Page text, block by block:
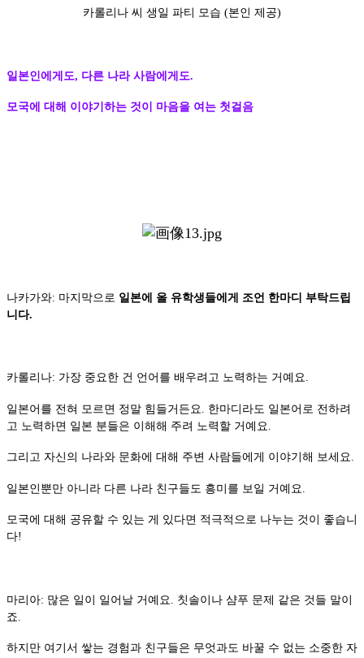
카롤리나 씨 생일 파티 모습 (본인 제공)
일본인에게도, 다른 나라 사람에게도.
모국에 대해 이야기하는 것이 마음을 여는 첫걸음
나카가와: 마지막으로 일본에 올 유학생들에게 조언 한마디 부탁드립
니다.
카롤리나: 가장 중요한 건 언어를 배우려고 노력하는 거예요.
일본어를 전혀 모르면 정말 힘들거든요. 한마디라도 일본어로 전하려
고 노력하면 일본 분들은 이해해 주려 노력할 거예요.
그리고 자신의 나라와 문화에 대해 주변 사람들에게 이야기해 보세요.
일본인뿐만 아니라 다른 나라 친구들도 흥미를 보일 거예요.
모국에 대해 공유할 수 있는 게 있다면 적극적으로 나누는 것이 좋습니
다!
마리아: 많은 일이 일어날 거예요. 칫솔이나 샴푸 문제 같은 것들 말이
죠.
하지만 여기서 쌓는 경험과 친구들은 무엇과도 바꿀 수 없는 소중한 자